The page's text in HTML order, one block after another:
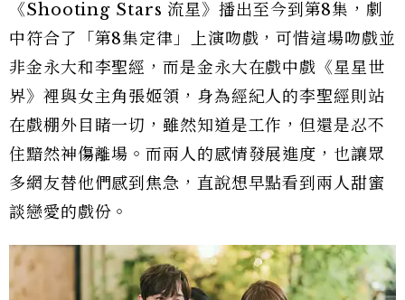
《Shooting Stars 流星》播出至今到第8集，劇
中符合了「第8集定律」上演吻戲，可惜這場吻戲並
非金永大和李聖經，而是金永大在戲中戲《星星世
界》裡與女主角張姬領，身為經紀人的李聖經則站
在戲棚外目睹一切，雖然知道是工作，但還是忍不
住黯然神傷離場。而兩人的感情發展進度，也讓眾
多網友替他們感到焦急，直說想早點看到兩人甜蜜
談戀愛的戲份。